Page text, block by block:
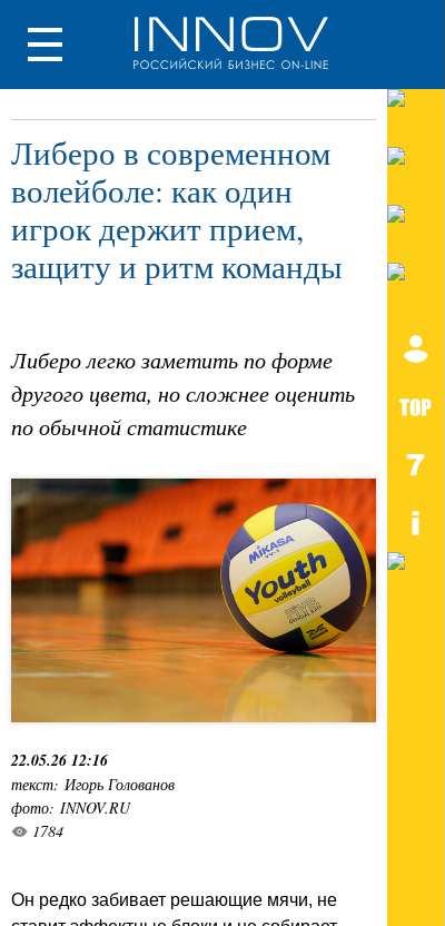
Либеро в современном
волейболе: как один
игрок держит прием,
защиту и ритм команды
Либеро легко заметить по форме
другого цвета, но сложнее оценить
по обычной статистике
22.05.26 12:16
текст: Игорь Голованов
фото: INNOV.RU
1784
Он редко забивает решающие мячи, не